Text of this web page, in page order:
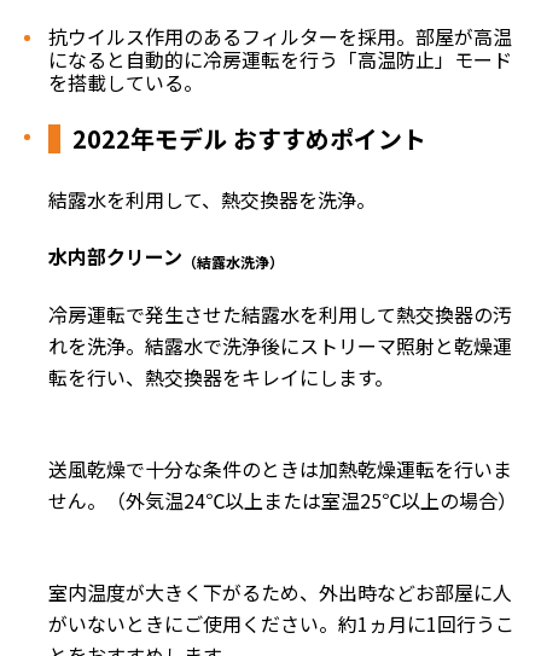
抗ウイルス作用のあるフィルターを採用。部屋が高温
になると自動的に冷房運転を行う「高温防止」モード
を搭載している。
2022年モデル おすすめポイント
結露水を利用して、熱交換器を洗浄。
水内部クリーン （結露水洗浄）
冷房運転で発生させた結露水を利用して熱交換器の汚
れを洗浄。結露水で洗浄後にストリーマ照射と乾燥運
転を行い、熱交換器をキレイにします。
送風乾燥で十分な条件のときは加熱乾燥運転を行いま
せん。（外気温24℃以上または室温25℃以上の場合）
室内温度が大きく下がるため、外出時などお部屋に人
がいないときにご使用ください。約1ヵ月に1回行うこ